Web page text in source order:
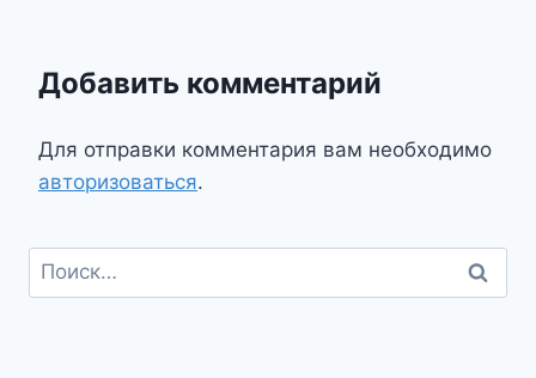
Добавить комментарий
Для отправки комментария вам необходимо
авторизоваться.
Найти: